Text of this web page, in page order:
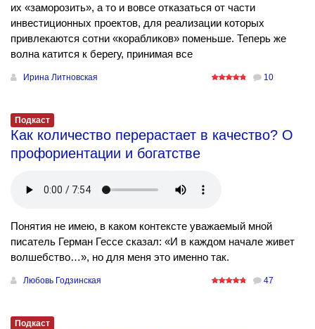
их «заморозить», а то и вовсе отказаться от части
инвестиционных проектов, для реализации которых
привлекаются сотни «корабликов» поменьше. Теперь же
волна катится к берегу, принимая все
Ирина Литновская 10
Подкаст
Как количество перерастает в качество? О
профориентации и богатстве
Понятия не имею, в каком контексте уважаемый мной
писатель Герман Гессе сказал: «И в каждом начале живет
волшебство…», но для меня это именно так.
Любовь Годзинская 47
Подкаст